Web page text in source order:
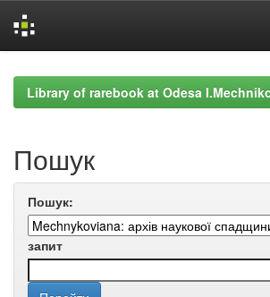
navigationLibrary of rarebook at Odesa
Пошук
Пошук:
запит